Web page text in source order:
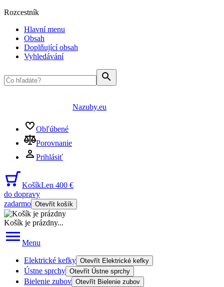
Rozcestník
Hlavní menu
Obsah
Doplňující obsah
Vyhledávání
Nazuby.eu
Obľúbené
Porovnanie
Prihlásiť
KošíkLen 400 €
do dopravy
zadarmo Otevřít košík
Košík je prázdny...
Menu
Elektrické kefky Otevřít Elektrické kefky
Ústne sprchy Otevřít Ústne sprchy
Bielenie zubov Otevřít Bielenie zubov